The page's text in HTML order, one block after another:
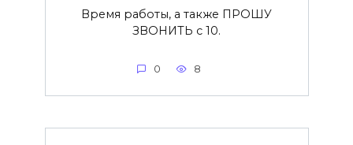
Время работы, а также ПРОШУ
ЗВОНИТЬ с 10.
0 8